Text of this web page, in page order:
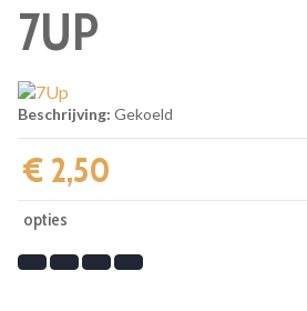
7UP
Beschrijving: Gekoeld
€ 2,50‎
opties